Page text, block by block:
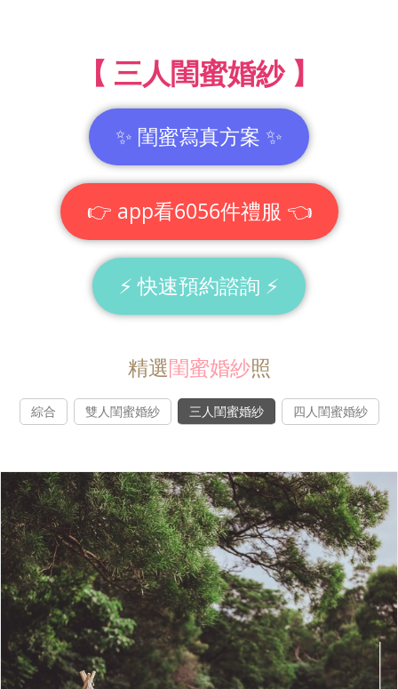
【 三人閨蜜婚紗 】
✨ 閨蜜寫真方案 ✨
👉 app看6056件禮服 👈
⚡ 快速預約諮詢 ⚡
精選閨蜜婚紗照
綜合 雙人閨蜜婚紗 三人閨蜜婚紗 四人閨蜜婚紗